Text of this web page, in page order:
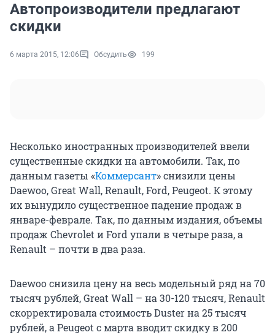
Автопроизводители предлагают
скидки
6 марта 2015, 12:06 Обсудить 199
Несколько иностранных производителей ввели
существенные скидки на автомобили. Так, по
данным газеты «Коммерсант» снизили цены
Daewoo, Great Wall, Renault, Ford, Peugeot. К этому
их вынудило существенное падение продаж в
январе-феврале. Так, по данным издания, объемы
продаж Chevrolet и Ford упали в четыре раза, а
Renault – почти в два раза.
Daewoo снизила цену на весь модельный ряд на 70
тысяч рублей, Great Wall – на 30-120 тысяч, Renault
скорректировала стоимость Duster на 25 тысяч
рублей, а Peugeot с марта вводит скидку в 200